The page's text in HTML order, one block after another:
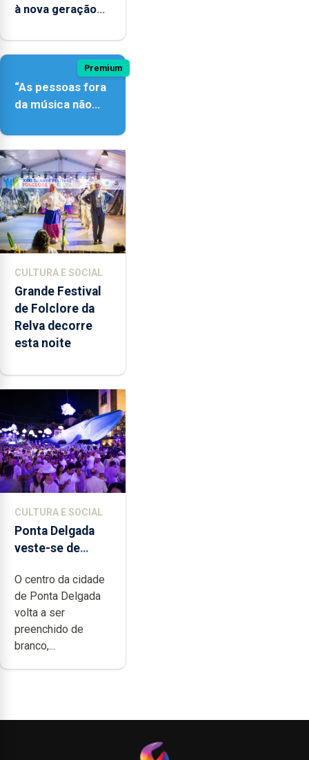
à nova geração
Premium
“As pessoas fora
da música não
quão difícil é
produzir uma
música”
CULTURA E SOCIAL
Grande Festival
de Folclore da
Relva decorre
esta noite
CULTURA E SOCIAL
Ponta Delgada
veste-se de
O centro da cidade
de Ponta Delgada
volta a ser
preenchido de
branco,...